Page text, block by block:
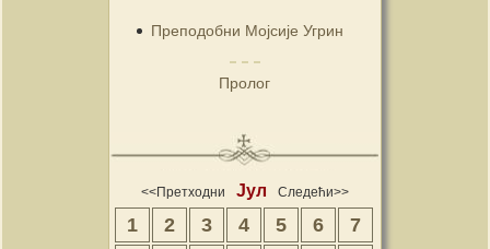
Преподобни Мојсије Угрин
Пролог
<<Претходни Јул Следећи>>
1 2 3 4 5 6
7